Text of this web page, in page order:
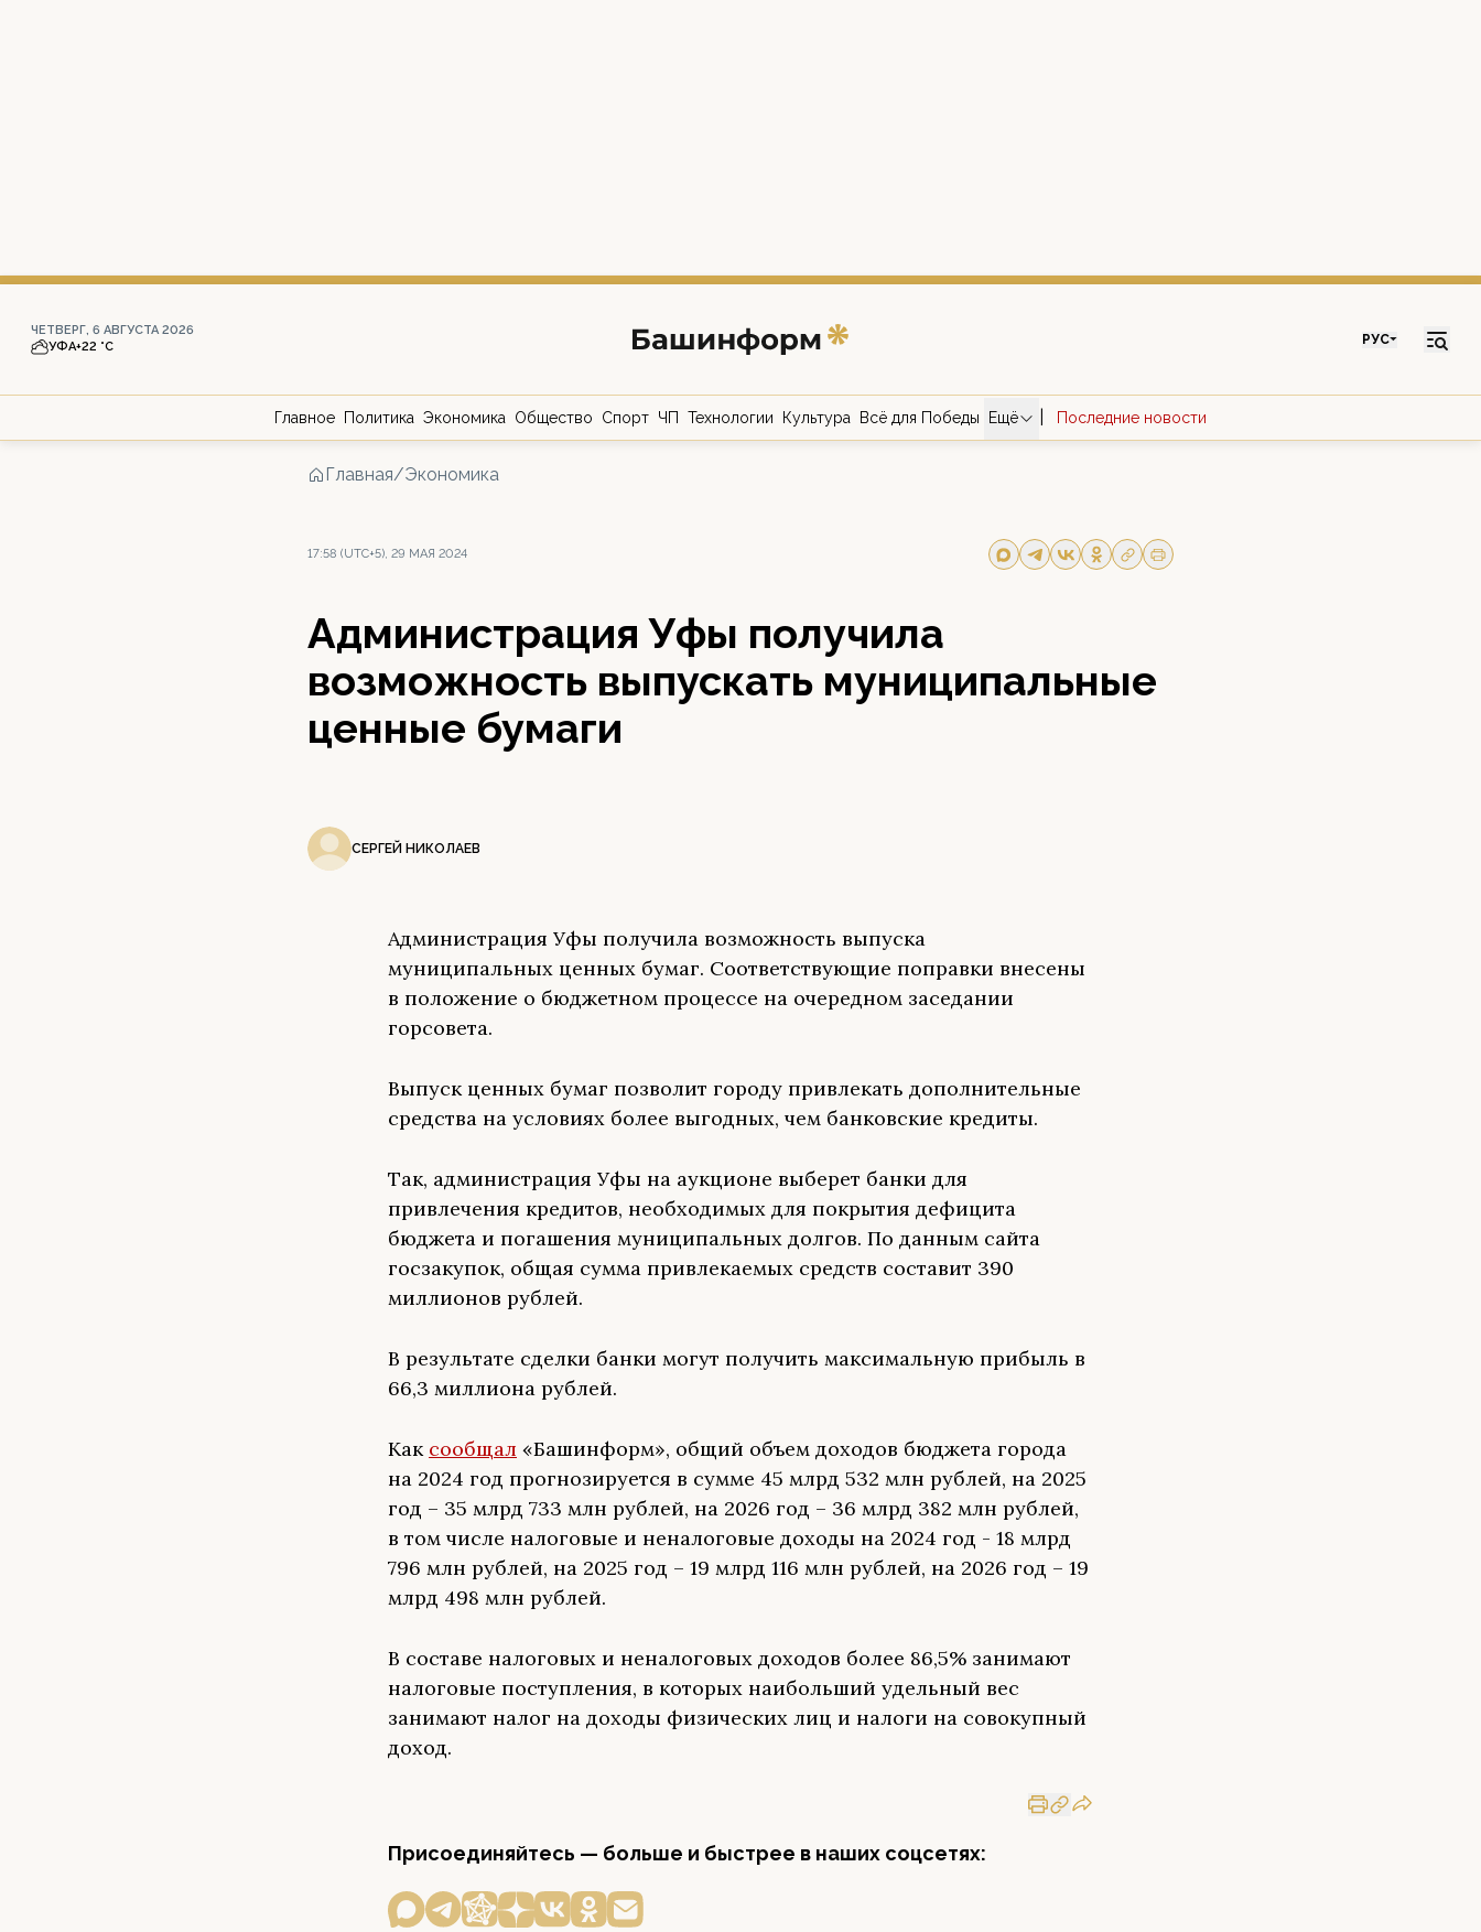
ЧЕТВЕРГ, 6 АВГУСТА 2026
УФА+22 °С РУС
Главное Политика Экономика Общество Спорт ЧП Технологии Культура Всё для Победы Ещё Последние новости
Главная/Экономика
17:58 (UTC+5), 29 МАЯ 2024
Администрация Уфы получила
возможность выпускать муниципальные
ценные бумаги
СЕРГЕЙ НИКОЛАЕВ
Администрация Уфы получила возможность выпуска
муниципальных ценных бумаг. Соответствующие поправки внесены
в положение о бюджетном процессе на очередном заседании
горсовета.
Выпуск ценных бумаг позволит городу привлекать дополнительные
средства на условиях более выгодных, чем банковские кредиты.
Так, администрация Уфы на аукционе выберет банки для
привлечения кредитов, необходимых для покрытия дефицита
бюджета и погашения муниципальных долгов. По данным сайта
госзакупок, общая сумма привлекаемых средств составит 390
миллионов рублей.
В результате сделки банки могут получить максимальную прибыль в
66,3 миллиона рублей.
Как сообщал «Башинформ», общий объем доходов бюджета города
на 2024 год прогнозируется в сумме 45 млрд 532 млн рублей, на 2025
год – 35 млрд 733 млн рублей, на 2026 год – 36 млрд 382 млн рублей,
в том числе налоговые и неналоговые доходы на 2024 год - 18 млрд
796 млн рублей, на 2025 год – 19 млрд 116 млн рублей, на 2026 год – 19
млрд 498 млн рублей.
В составе налоговых и неналоговых доходов более 86,5% занимают
налоговые поступления, в которых наибольший удельный вес
занимают налог на доходы физических лиц и налоги на совокупный
доход.
Присоединяйтесь — больше и быстрее в наших соцсетях: